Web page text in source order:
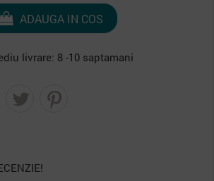
ADAUGA IN COS
livrare: 8 -10 saptamani